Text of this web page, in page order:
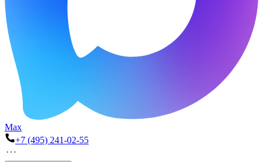
Max
+7 (495) 241-02-55